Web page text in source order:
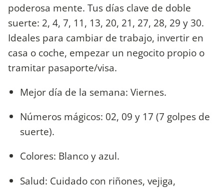
poderosa mente. Tus días clave de doble
suerte: 2, 4, 7, 11, 13, 20, 21, 27, 28, 29 y 30.
Ideales para cambiar de trabajo, invertir en
casa o coche, empezar un negocito propio o
tramitar pasaporte/visa.
Mejor día de la semana: Viernes.
Números mágicos: 02, 09 y 17 (7 golpes de
suerte).
Colores: Blanco y azul.
Salud: Cuidado con riñones, vejiga,